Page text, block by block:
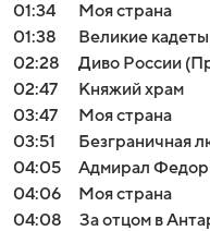
01:34
Моя страна
01:38
Великие
02:28
Диво России
02:47
Княжий храм
03:47
Моя страна
03:51
Безграничная
04:05
Адмирал Федор
04:06
Моя страна
04:08
За отцом в